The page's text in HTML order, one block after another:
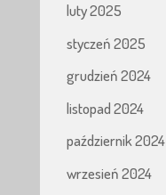
luty 2025
styczeń 2025
grudzień 2024
listopad 2024
październik 2024
wrzesień 2024